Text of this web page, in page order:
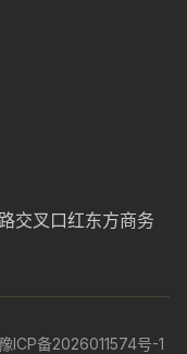
交叉口红东方商务
ICP备2026011574号-1